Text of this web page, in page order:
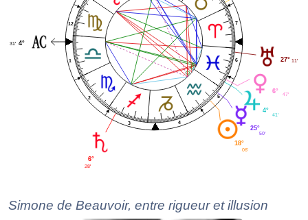
1
2
3 4
5
6
7
12
4°
31'
6°
28'
18°
06'
25°
50'
4°
41'
6° 47'
27° 11'
Simone de Beauvoir, entre rigueur et illusion